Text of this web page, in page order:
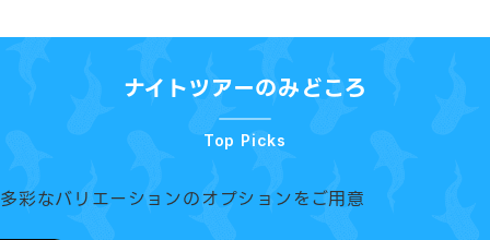
ナイトツアーのみどころ
Top Picks